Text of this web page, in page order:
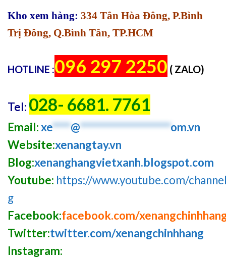
Kho xem hàng: 334 Tân Hòa Đông, P.Bình
Trị Đông, Q.Bình Tân, TP.HCM
HOTLINE :096 297 2250 ( ZALO)
Tel: 028- 6681. 7761
Email:xe****@********************om.vn
Website:xenangtay.vn
Blog:xenanghangvietxanh.blogspot.com
Youtube: https://www.youtube.com/
g
Facebook:facebook.com/
Twitter:twitter.com/xenangchinhhang
Instagram: